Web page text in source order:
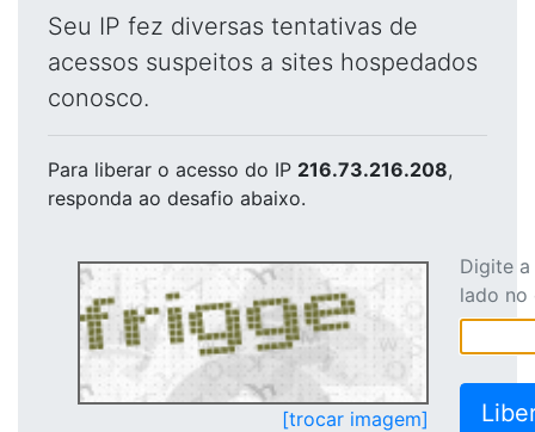
Seu IP fez diversas tentativas de
acessos suspeitos a sites hospedados
conosco.
Para liberar o acesso do IP 216.73.216.208,
responda ao desafio abaixo.
[trocar imagem]
Digite
lado no